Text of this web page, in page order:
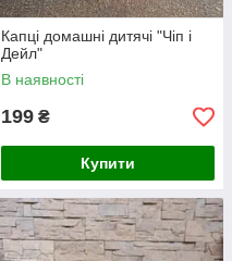
Капці домашні дитячі "Чіп і
Дейл"
В наявності
199 ₴
Купити